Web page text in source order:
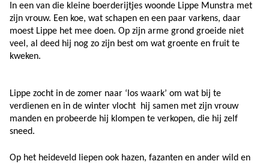
In een van die kleine boerderijtjes woonde Lippe Munstra met
zijn vrouw. Een koe, wat schapen en een paar varkens, daar
moest Lippe het mee doen. Op zijn arme grond groeide niet
veel, al deed hij nog zo zijn best om wat groente en fruit te
kweken.
Lippe zocht in de zomer naar ‘los waark’ om wat bij te
verdienen en in de winter vlocht hij samen met zijn vrouw
manden en probeerde hij klompen te verkopen, die hij zelf
sneed.
Op het heideveld liepen ook hazen, fazanten en ander wild en